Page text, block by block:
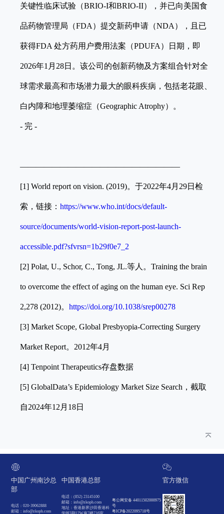
关键性临床试验（BRIO-I和BRIO-II），并已向美国食
品药物管理局（FDA）提交新药申请（NDA），且已
获得FDA 处方药用户费用法案（PDUFA）日期，即
2026年1月28日。该公司的创新药物及方案组合针对全
球需求最高和市场潜力最大的眼科疾病，包括老花眼、
白内障和地理萎缩症（Geographic Atrophy）。
- 完 -
————————————————————
[1] World report on vision. (2019)。于2022年4月29日检
索，链接：https://www.who.int/docs/default-
source/documents/world-vision-report-post-launch-
accessible.pdf?sfvrsn=1b29f0e7_2
[2] Polat, U., Schor, C., Tong, JL.等人。Training the brain
to overcome the effect of aging on the human eye. Sci Rep
2,278 (2012)。https://doi.org/10.1038/srep00278
[3] Market Scope, Global Presbyopia-Correcting Surgery
Market Report。2012年4月
[4] Tenpoint Therapeutics存盘数据
[5] GlobalData’s Epidemiology Market Size Search，截取
自2024年12月18日
中国广州南沙总
部
电话：020-39062888
邮箱：info@zkoph.com
中国香港总部
电话：(852) 23145100
邮箱：info@zkoph.com
地址：香港新界沙田香港科
粤公网安备 44011502000975
号
粤ICP备2022095718号
官方微信